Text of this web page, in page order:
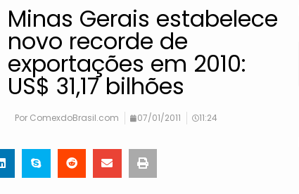
Minas Gerais estabelece
novo recorde de
exportações em 2010:
US$ 31,17 bilhões
Por ComexdoBrasil.com 07/01/2011 11:24